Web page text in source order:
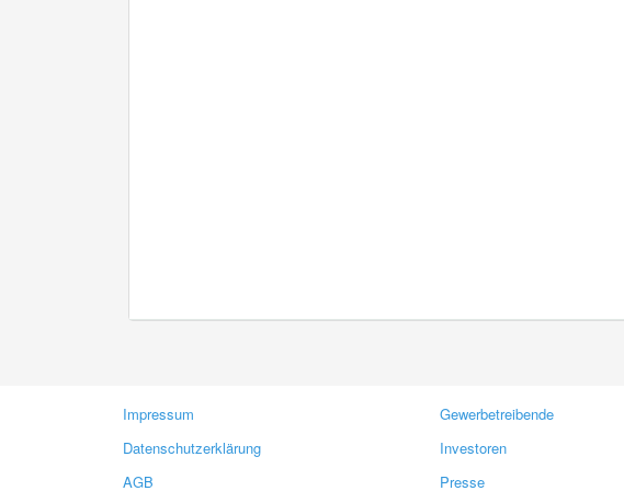
Impressum
Datenschutzerklärung
AGB
Gewerbetreibende
Investoren
Presse